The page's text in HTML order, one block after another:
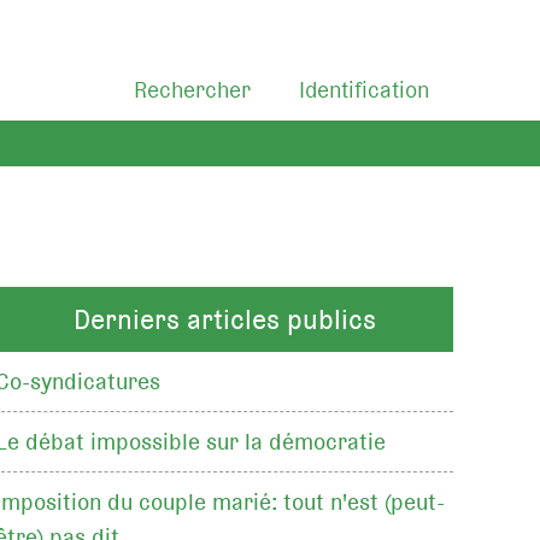
Identification
Rechercher
Derniers articles publics
syndicatures
débat impossible sur la démocratie
du couple marié: tout n'est (peut-